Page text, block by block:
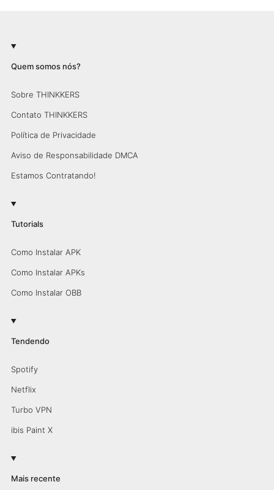
Quem somos nós?
Sobre THINKKERS
Contato THINKKERS
Política de Privacidade
Aviso de Responsabilidade DMCA
Estamos Contratando!
Tutorials
Como Instalar APK
Como Instalar APKs
Como Instalar OBB
Tendendo
Spotify
Netflix
Turbo VPN
ibis Paint X
Mais recente